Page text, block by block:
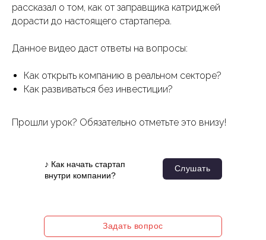
рассказал о том, как от заправщика катриджей
дорасти до настоящего стартапера.
Данное видео даст ответы на вопросы:
Как открыть компанию в реальном секторе?
Как развиваться без инвестиции?
Прошли урок? Обязательно отметьте это внизу!
♪ Как начать стартап
внутри компании?
Слушать
Задать вопрос